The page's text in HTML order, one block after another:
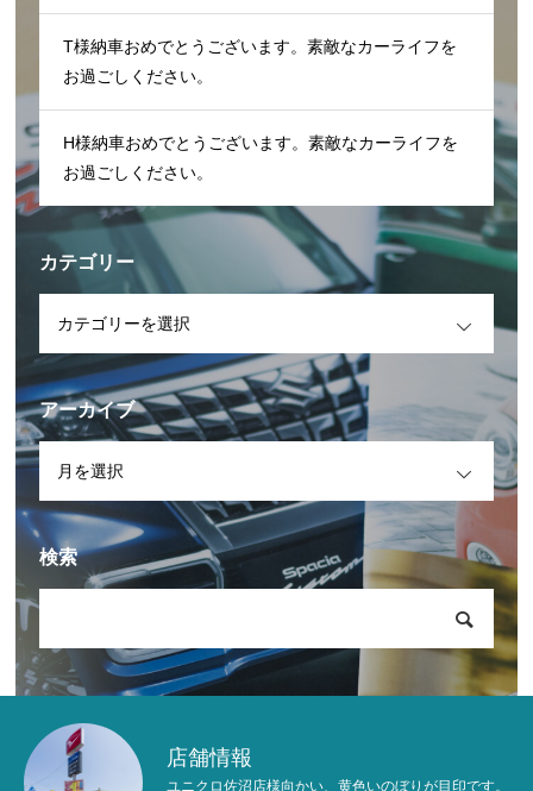
T様納車おめでとうございます。素敵なカーライフを
お過ごしください。
H様納車おめでとうございます。素敵なカーライフを
お過ごしください。
カテゴリー
アーカイブ
検索
店舗情報
ユニクロ佐沼店様向かい、黄色いのぼりが目印です。